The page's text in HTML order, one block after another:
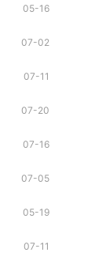
05-16
07-02
07-11
07-20
07-16
07-05
05-19
07-11